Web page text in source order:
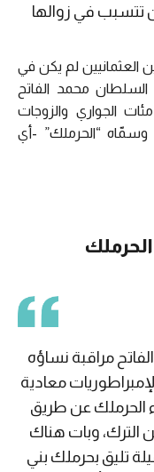
تتسبب في زوالها
العثمانيين لم يكن في
محمد الفاتح
مئات الجواري والزوجات
“الحرملك” -أي
مراقبة نساؤه
معادية
الحرملك عن طريق
الترك، وبات هناك
تليق بحرملك بني